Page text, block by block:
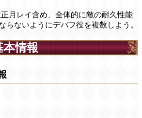
月レイ含め、全体的に敵の耐久性能
らないようにデバフ役を複数しよう。
本情報